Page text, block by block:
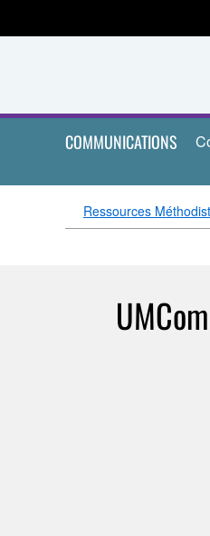
COMMUNICATIONS
Ressources